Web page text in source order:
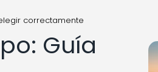
correctamente
Guía